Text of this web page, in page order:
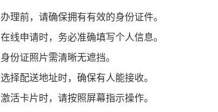
办理前，请确保拥有有效的身份证件。
在线申请时，务必准确填写个人信息。
身份证照片需清晰无遮挡。
选择配送地址时，确保有人能接收。
激活卡片时，请按照屏幕指示操作。